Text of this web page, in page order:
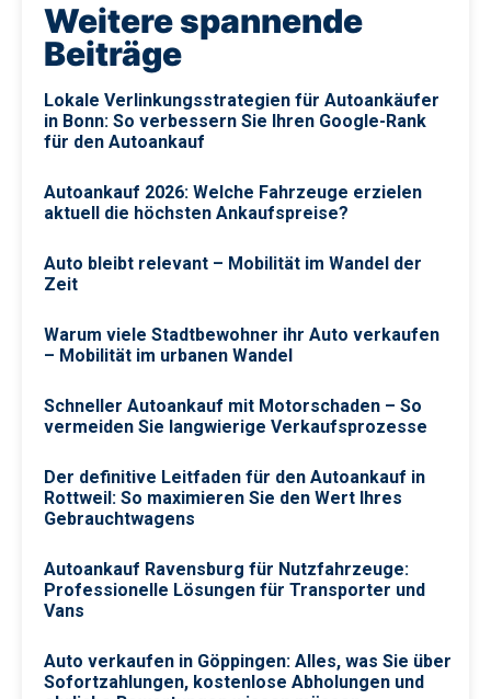
Weitere spannende
Beiträge
Lokale Verlinkungsstrategien für Autoankäufer
in Bonn: So verbessern Sie Ihren Google-Rank
für den Autoankauf
Autoankauf 2026: Welche Fahrzeuge erzielen
aktuell die höchsten Ankaufspreise?
Auto bleibt relevant – Mobilität im Wandel der
Zeit
Warum viele Stadtbewohner ihr Auto verkaufen
– Mobilität im urbanen Wandel
Schneller Autoankauf mit Motorschaden – So
vermeiden Sie langwierige Verkaufsprozesse
Der definitive Leitfaden für den Autoankauf in
Rottweil: So maximieren Sie den Wert Ihres
Gebrauchtwagens
Autoankauf Ravensburg für Nutzfahrzeuge:
Professionelle Lösungen für Transporter und
Vans
Auto verkaufen in Göppingen: Alles, was Sie über
Sofortzahlungen, kostenlose Abholungen und